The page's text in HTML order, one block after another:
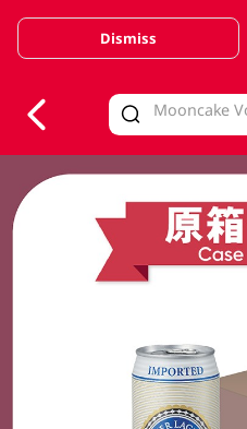
Valid Until 30 June 2026
Dismiss